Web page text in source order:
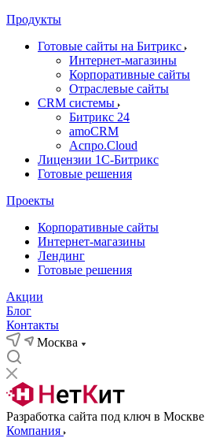
Продукты
Готовые сайты на Битрикс
Интернет-магазины
Корпоративные сайты
Отраслевые сайты
CRM системы
Битрикс 24
amoCRM
Аспро.Cloud
Лицензии 1С-Битрикс
Готовые решения
Проекты
Корпоративные сайты
Интернет-магазины
Лендинг
Готовые решения
Акции
Блог
Контакты
Москва
Разработка сайта под ключ в Москве
Компания